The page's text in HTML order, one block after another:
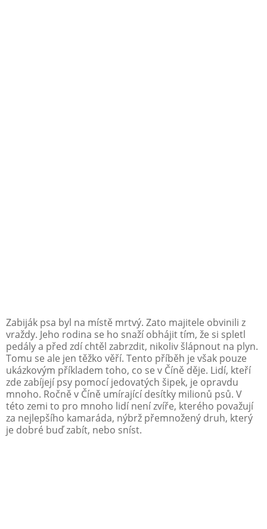
Zabiják psa byl na místě mrtvý. Zato majitele obvinili z
vraždy. Jeho rodina se ho snaží obhájit tím, že si spletl
pedály a před zdí chtěl zabrzdit, nikoliv šlápnout na plyn.
Tomu se ale jen těžko věří. Tento příběh je však pouze
ukázkovým příkladem toho, co se v Číně děje. Lidí, kteří
zde zabíjejí psy pomocí jedovatých šipek, je opravdu
mnoho. Ročně v Číně umírající desítky milionů psů. V
této zemi to pro mnoho lidí není zvíře, kterého považují
za nejlepšího kamaráda, nýbrž přemnožený druh, který
je dobré buď zabít, nebo sníst.